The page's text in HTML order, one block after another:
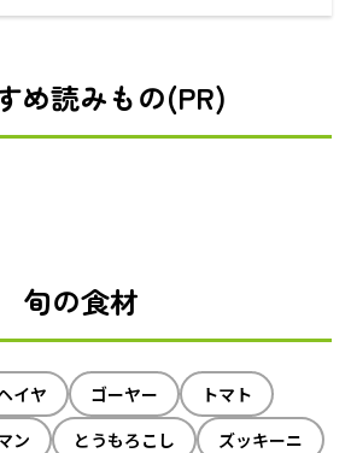
め読みもの(PR)
旬の食材
イヤ ゴーヤー
トマト
ン とうもろこし ズッキーニ